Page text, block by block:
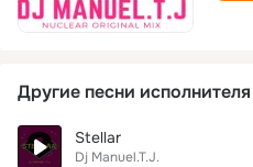
Другие песни исполнителя
Stellar
Dj Manuel.T.J.